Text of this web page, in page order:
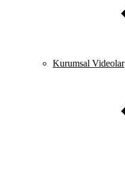
Kurumsal Videolar